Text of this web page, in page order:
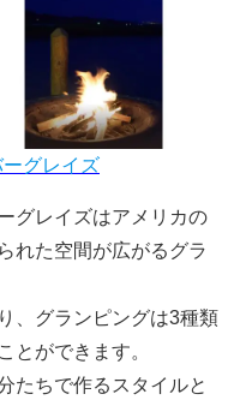
グレイズ
グレイズはアメリカの
れた空間が広がるグラ
、グランピングは3種類
とができます。
たちで作るスタイルと